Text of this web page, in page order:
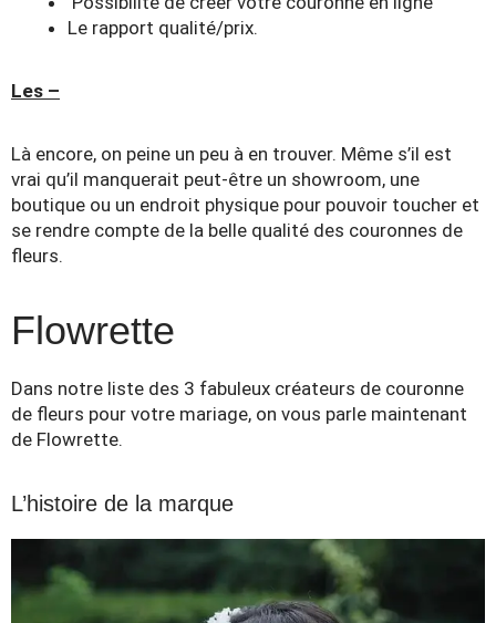
Le rapport qualité/prix.
Les –
Là encore, on peine un peu à en trouver. Même s’il est
vrai qu’il manquerait peut-être un showroom, une
boutique ou un endroit physique pour pouvoir toucher et
se rendre compte de la belle qualité des couronnes de
fleurs.
Flowrette
Dans notre liste des 3 fabuleux créateurs de couronne
de fleurs pour votre mariage, on vous parle maintenant
de Flowrette.
L’histoire de la marque